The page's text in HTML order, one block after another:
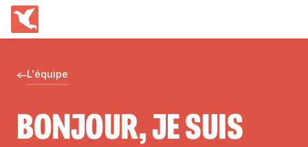
L'équipe
BONJOUR, JE SUIS